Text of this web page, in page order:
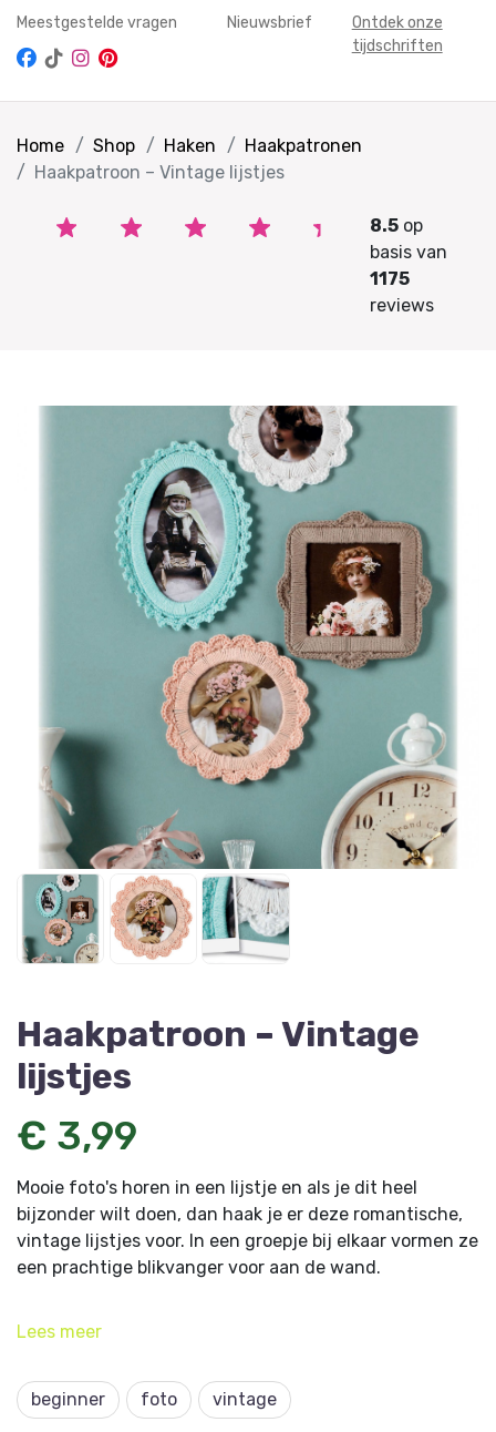
Meestgestelde vragen Nieuwsbrief
Ontdek onze
tijdschriften
Home Shop Haken
Haakpatronen
Haakpatroon – Vintage lijstjes
8.5op
basis van
1175
reviews
Haakpatroon – Vintage
lijstjes
€ 3,99
Mooie foto's horen in een lijstje en als je dit heel
bijzonder wilt doen, dan haak je er deze romantische,
vintage lijstjes voor. In een groepje bij elkaar vormen ze
een prachtige blikvanger voor aan de wand.
(download)
Lees meer
beginner foto vintage